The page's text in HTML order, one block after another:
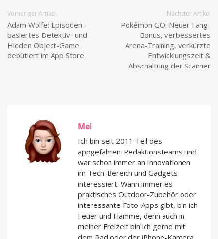
Vorheriger Artikel
Adam Wolfe: Episoden-
basiertes Detektiv- und
Hidden Object-Game
debütiert im App Store
Nächster Artikel
Pokémon GO: Neuer Fang-
Bonus, verbessertes
Arena-Training, verkürzte
Entwicklungszeit &
Abschaltung der Scanner
Mel
Ich bin seit 2011 Teil des
appgefahren-Redaktionsteams und
war schon immer an Innovationen
im Tech-Bereich und Gadgets
interessiert. Wann immer es
praktisches Outdoor-Zubehör oder
interessante Foto-Apps gibt, bin ich
Feuer und Flamme, denn auch in
meiner Freizeit bin ich gerne mit
dem Rad oder der iPhone-Kamera